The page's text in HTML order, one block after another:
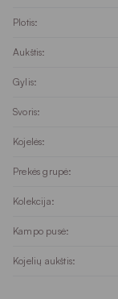
Plotis:
Aukštis:
Gylis:
Svoris:
Kojelės:
Prekės grupė:
Kolekcija:
Kampo pusė:
Kojelių aukštis: